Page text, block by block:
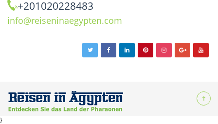
+201020228483
info@reiseninaegypten.com
}